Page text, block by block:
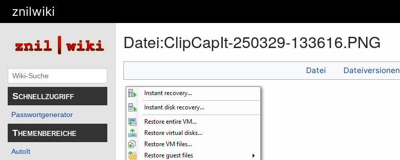
znilwiki
Schnellzugriff
Passwortgenerator
Themenbereiche
AutoIt
Datei:ClipCapIt-250329-133616.PNG
Datei Dateiversionen